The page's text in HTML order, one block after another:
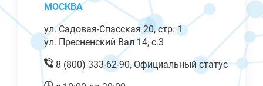
МОСКВА
ул. Садовая-Спасская 20, стр. 1
ул. Пресненский Вал 14, с.3
8 (800) 333-62-90, Официальный статус